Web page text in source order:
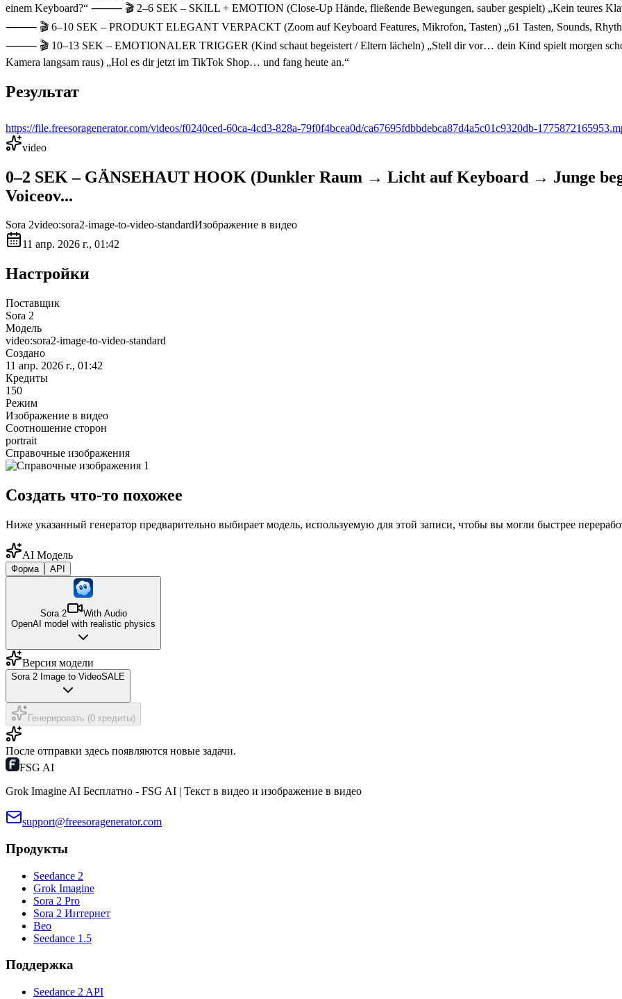
einem Keyboard?“ ⸻ 🎬 2–6 SEK – SKILL + EMOTION (Close-Up Hände, fließende Bewegungen, sauber gespielt) „Kein teures
⸻ 🎬 6–10 SEK – PRODUKT ELEGANT VERPACKT (Zoom auf Keyboard Features, Mikrofon, Tasten) „61 Tasten, Sounds,
⸻ 🎬 10–13 SEK – EMOTIONALER TRIGGER (Kind schaut begeistert / Eltern lächeln) „Stell dir vor… dein Kind spielt morgen
Kamera langsam raus) „Hol es dir jetzt im TikTok Shop… und fang heute an.“
Результат
https://file.freesoragenerator.com/videos/f0240ced-60ca-4cd3-828a-79f0f4bcea0d/ca67695fdbbdebca87d4a5c01c9320db-
video
0–2 SEK – GÄNSEHAUT HOOK (Dunkler Raum → Licht auf Keyboard → Junge
Voiceov...
Sora 2video:sora2-image-to-video-standardИзображение в видео
11 апр. 2026 г., 01:42
Настройки
Поставщик
Sora 2
Модель
video:sora2-image-to-video-standard
Создано
11 апр. 2026 г., 01:42
Кредиты
150
Режим
Изображение в видео
Соотношение сторон
portrait
Справочные изображения
Создать что-то похожее
Ниже указанный генератор предварительно выбирает модель, используемую для этой записи, чтобы вы могли быстрее
AI Модель
Форма API
Sora 2
With Audio
OpenAI model with realistic physics
Версия модели
Sora 2 Image to VideoSALE
Генерировать (0 кредиты)
После отправки здесь появляются новые задачи.
FSG AI
Grok Imagine AI Бесплатно - FSG AI | Текст в видео и изображение в видео
support@freesoragenerator.com
Продукты
Seedance 2
Grok Imagine
Sora 2 Pro
Sora 2 Интернет
Вео
Seedance 1.5
Поддержка
Seedance 2 API